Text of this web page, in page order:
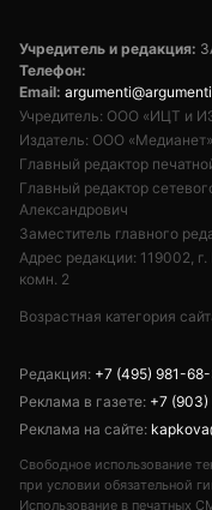
Учредитель и редакция:
Телефон:
Email:
Учредитель: ООО «ИЦТ и
Издатель: ООО «Медианет»
Главный редактор
Главный редактор
Александрович
Заместитель главного
Адрес редакции: 119002,
комн. 2
Возрастная категория
Редакция: +7 (495) 981-
Реклама в газете: +7 (903)
Реклама на сайте:
Свободное использование
при условии обязательной
Использование в печатных